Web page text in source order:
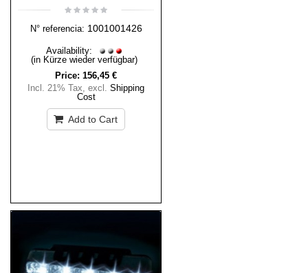
N° referencia: 1001001426
Availability:
(in Kürze wieder verfügbar)
Price: 156,45 €
Incl. 21% Tax, excl. Shipping
Cost
Add to Cart